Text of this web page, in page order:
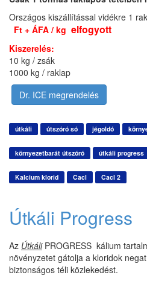
Országos kiszállítással vidékre 1
Ft + ÁFA / kg elfogyott
Kiszerelés:
10 kg / zsák
1000 kg / raklap
Dr. ICE megrendelés
útkáli útszóró só jégoldó
környezetbarát útszóró útkáli progress
Kalcium klorid Cacl Cacl 2
Útkáli Progress
Az ÚtkáliPROGRESS kálium
növényzetet gátolja a kloridok
biztonságos téli közlekedést.